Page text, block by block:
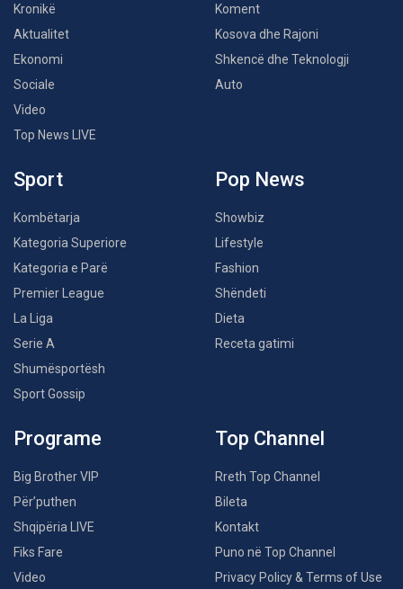
Kronikë
Aktualitet
Ekonomi
Sociale
Video
Top News LIVE
Koment
Kosova dhe Rajoni
Shkencë dhe Teknologji
Auto
Sport
Kombëtarja
Kategoria Superiore
Kategoria e Parë
Premier League
La Liga
Serie A
Shumësportësh
Sport Gossip
Pop News
Showbiz
Lifestyle
Fashion
Shëndeti
Dieta
Receta gatimi
Programe
Big Brother VIP
Për’puthen
Shqipëria LIVE
Fiks Fare
Video
Top Channel
Rreth Top Channel
Bileta
Kontakt
Puno në Top Channel
Privacy Policy & Terms of Use